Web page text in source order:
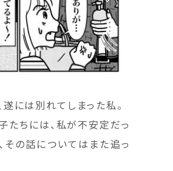
には別れてしまった私。
たちには、私が不安定だっ
その話についてはまた追っ